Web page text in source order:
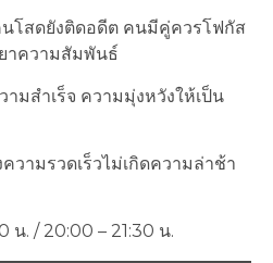
นโสดยังติดอดีต คนมีคู่ควรโฟกัส
ยาความสัมพันธ์
ามสำเร็จ ความมุ่งหวังให้เป็น
วามรวดเร็วไม่เกิดความล่าช้า
น. / 20:00 – 21:30 น.